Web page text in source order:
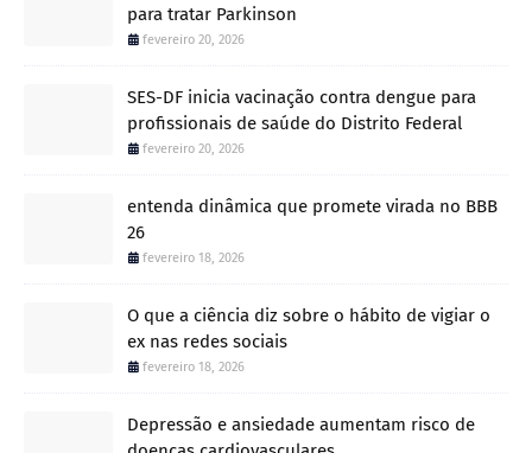
para tratar Parkinson
fevereiro 20, 2026
SES-DF inicia vacinação contra dengue para
profissionais de saúde do Distrito Federal
fevereiro 20, 2026
entenda dinâmica que promete virada no BBB
26
fevereiro 18, 2026
O que a ciência diz sobre o hábito de vigiar o
ex nas redes sociais
fevereiro 18, 2026
Depressão e ansiedade aumentam risco de